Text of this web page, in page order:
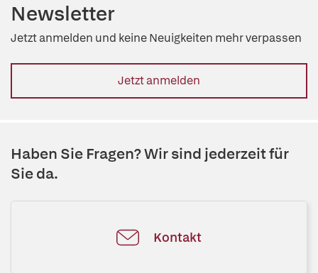
Newsletter
Jetzt anmelden und keine Neuigkeiten mehr verpassen
Jetzt anmelden
Haben Sie Fragen? Wir sind jederzeit für
Sie da.
Kontakt